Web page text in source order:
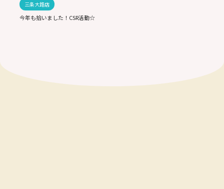
三条大路店
今年も拾いました！CSR活動☆